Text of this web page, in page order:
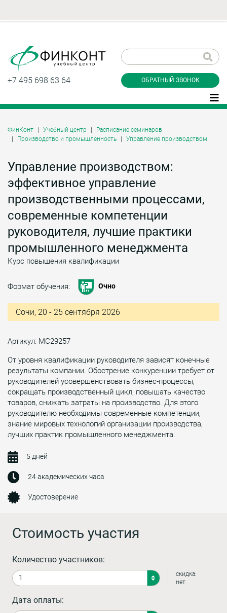
+7 495 698 63 64 ОБРАТНЫЙ ЗВОНОК
ФинКонт Учебный центр
Расписание семинаров
Производство и промышленность
Управление производством
Управление производством:
эффективное управление
производственными процессами,
современные компетенции
руководителя, лучшие практики
промышленного менеджмента
Курс повышения квалификации
Формат обучения: Очно
Сочи, 20 - 25 сентября 2026
Артикул: МС29257
От уровня квалификации руководителя зависят конечные
результаты компании. Обострение конкуренции требует от
руководителей усовершенствовать бизнес-процессы,
сокращать производственный цикл, повышать качество
товаров, снижать затраты на производство. Для этого
руководителю необходимы современные компетенции,
знание мировых технологий организации производства,
лучших практик промышленного менеджмента.
5 дней
24 академических часа
Удостоверение
Стоимость участия
Количество участников:
скидка:
нет
Дата оплаты:
звонок
Даю согласие на обработку персональных
Заказать